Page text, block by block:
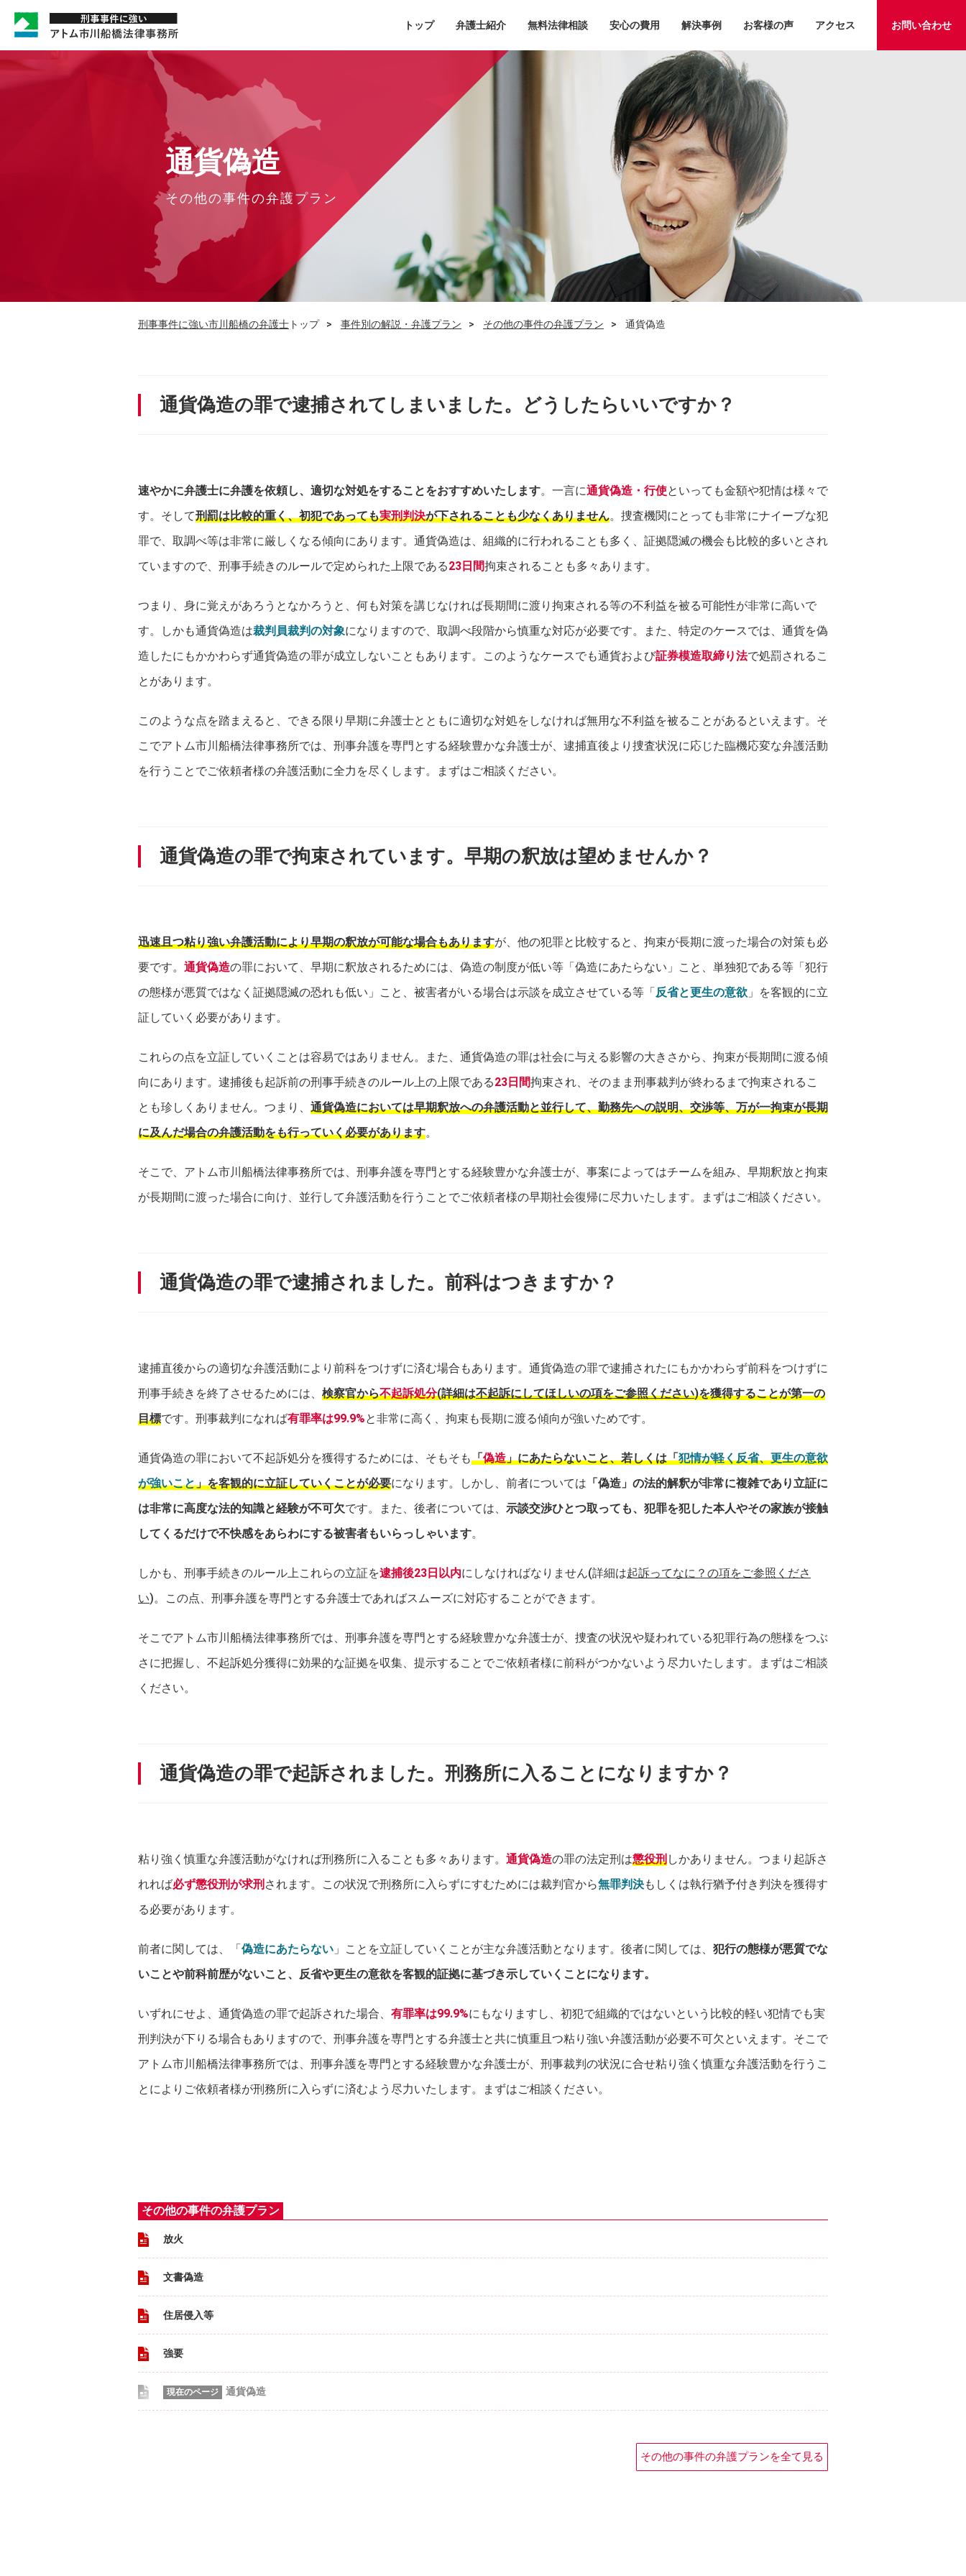
トップ 弁護士紹介 無料法律相談 安心の費用 解決事例 お客様の声 アクセス お問い合わせ
通貨偽造
その他の事件の弁護プラン
刑事事件に強い市川船橋の弁護士 トップ 事件別の解説・弁護プラン その他の事件の弁護プラン 通貨偽造
通貨偽造の罪で逮捕されてしまいました。どうしたらいいですか？
速やかに弁護士に弁護を依頼し、適切な対処をすることをおすすめいたします。一言に通貨偽造・行使といっても金額や犯情は様々で
す。そして刑罰は比較的重く、初犯であっても実刑判決が下されることも少なくありません。捜査機関にとっても非常にナイーブな犯
罪で、取調べ等は非常に厳しくなる傾向にあります。通貨偽造は、組織的に行われることも多く、証拠隠滅の機会も比較的多いとされ
ていますので、刑事手続きのルールで定められた上限である23日間拘束されることも多々あります。
つまり、身に覚えがあろうとなかろうと、何も対策を講じなければ長期間に渡り拘束される等の不利益を被る可能性が非常に高いで
す。しかも通貨偽造は裁判員裁判の対象になりますので、取調べ段階から慎重な対応が必要です。また、特定のケースでは、通貨を偽
造したにもかかわらず通貨偽造の罪が成立しないこともあります。このようなケースでも通貨および証券模造取締り法で処罰されるこ
とがあります。
このような点を踏まえると、できる限り早期に弁護士とともに適切な対処をしなければ無用な不利益を被ることがあるといえます。そ
こでアトム市川船橋法律事務所では、刑事弁護を専門とする経験豊かな弁護士が、逮捕直後より捜査状況に応じた臨機応変な弁護活動
を行うことでご依頼者様の弁護活動に全力を尽くします。まずはご相談ください。
通貨偽造の罪で拘束されています。早期の釈放は望めませんか？
迅速且つ粘り強い弁護活動により早期の釈放が可能な場合もありますが、他の犯罪と比較すると、拘束が長期に渡った場合の対策も必
要です。 通貨偽造の罪において、早期に釈放されるためには、偽造の制度が低い等「偽造にあたらない」こと、単独犯である等「犯行
の態様が悪質ではなく証拠隠滅の恐れも低い」こと、被害者がいる場合は示談を成立させている等「反省と更生の意欲 」を客観的に立
証していく必要があります。
これらの点を立証していくことは容易ではありません。また、通貨偽造の罪は社会に与える影響の大きさから、拘束が長期間に渡る傾
向にあります。逮捕後も起訴前の刑事手続きのルール上の上限である23日間拘束され、そのまま刑事裁判が終わるまで拘束されるこ
とも珍しくありません。つまり、 通貨偽造においては早期釈放への弁護活動と並行して、勤務先への説明、交渉等、万が一拘束が長期
に及んだ場合の弁護活動をも行っていく必要があります。
そこで、アトム市川船橋法律事務所では、刑事弁護を専門とする経験豊かな弁護士が、事案によってはチームを組み、早期釈放と拘束
が長期間に渡った場合に向け、並行して弁護活動を行うことでご依頼者様の早期社会復帰に尽力いたします。まずはご相談ください。
通貨偽造の罪で逮捕されました。前科はつきますか？
逮捕直後からの適切な弁護活動により前科をつけずに済む場合もあります。通貨偽造の罪で逮捕されたにもかかわらず前科をつけずに
刑事手続きを終了させるためには、 検察官から不起訴処分(詳細は不起訴にしてほしいの項をご参照ください)を獲得することが第一の
目標です。刑事裁判になれば有罪率は99.9%と非常に高く、拘束も長期に渡る傾向が強いためです。
通貨偽造の罪において不起訴処分を獲得するためには、そもそも「偽造」にあたらないこと、若しくは「犯情が軽く反省、更生の意欲
が強いこと」を客観的に立証していくことが必要になります。しかし、前者については 「偽造」の法的解釈が非常に複雑であり立証に
は非常に高度な法的知識と経験が不可欠です。また、後者については、 示談交渉ひとつ取っても、犯罪を犯した本人やその家族が接触
してくるだけで不快感をあらわにする被害者もいらっしゃいます。
しかも、刑事手続きのルール上これらの立証を逮捕後23日以内にしなければなりません(詳細は起訴ってなに？の項をご参照くださ
い)。この点、刑事弁護を専門とする弁護士であればスムーズに対応することができます。
そこでアトム市川船橋法律事務所では、刑事弁護を専門とする経験豊かな弁護士が、捜査の状況や疑われている犯罪行為の態様をつぶ
さに把握し、不起訴処分獲得に効果的な証拠を収集、提示することでご依頼者様に前科がつかないよう尽力いたします。まずはご相談
ください。
通貨偽造の罪で起訴されました。刑務所に入ることになりますか？
粘り強く慎重な弁護活動がなければ刑務所に入ることも多々あります。 通貨偽造の罪の法定刑は懲役刑しかありません。つまり起訴さ
れれば必ず懲役刑が求刑 されます。この状況で刑務所に入らずにすむためには裁判官から無罪判決もしくは執行猶予付き判決を獲得す
る必要があります。
前者に関しては、「偽造にあたらない 」ことを立証していくことが主な弁護活動となります。後者に関しては、 犯行の態様が悪質でな
いことや前科前歴がないこと、反省や更生の意欲を客観的証拠に基づき示していくことになります。
いずれにせよ、通貨偽造の罪で起訴された場合、 有罪率は99.9%にもなりますし、初犯で組織的ではないという比較的軽い犯情でも実
刑判決が下りる場合もありますので、刑事弁護を専門とする弁護士と共に慎重且つ粘り強い弁護活動が必要不可欠といえます。そこで
アトム市川船橋法律事務所では、刑事弁護を専門とする経験豊かな弁護士が、刑事裁判の状況に合せ粘り強く慎重な弁護活動を行うこ
とによりご依頼者様が刑務所に入らずに済むよう尽力いたします。まずはご相談ください。
その他の事件の弁護プラン
放火
文書偽造
住居侵入等
強要
通貨偽造
その他の事件の弁護プランを全て見る